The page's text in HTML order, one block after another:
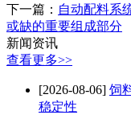
下一篇： 自动配料系
或缺的重要组成部分
新闻资讯
查看更多>>
[2026-08-06] 饲
稳定性